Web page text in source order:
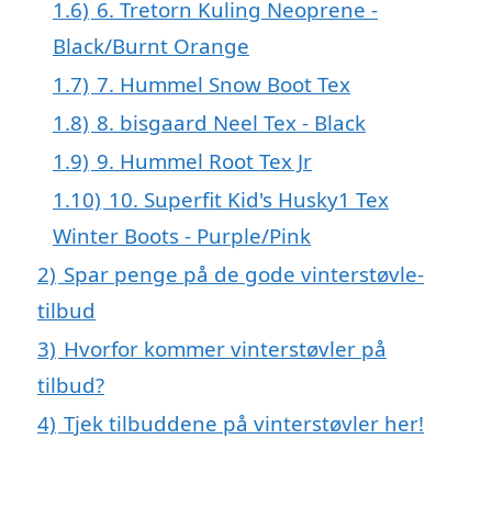
1.6) 6. Tretorn Kuling Neoprene -
Black/Burnt Orange
1.7) 7. Hummel Snow Boot Tex
1.8) 8. bisgaard Neel Tex - Black
1.9) 9. Hummel Root Tex Jr
1.10) 10. Superfit Kid's Husky1 Tex
Winter Boots - Purple/Pink
2) Spar penge på de gode vinterstøvle-
tilbud
3) Hvorfor kommer vinterstøvler på
tilbud?
4) Tjek tilbuddene på vinterstøvler her!